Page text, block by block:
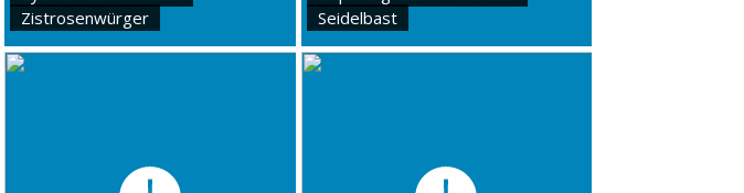
Zistrosenwürger
Seidelbast